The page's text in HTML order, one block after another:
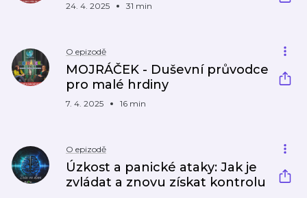
24. 4. 2025 31 min
O epizodě
MOJRÁČEK - Duševní průvodce
pro malé hrdiny
7. 4. 2025 16 min
O epizodě
Úzkost a panické ataky: Jak je
zvládat a znovu získat kontrolu